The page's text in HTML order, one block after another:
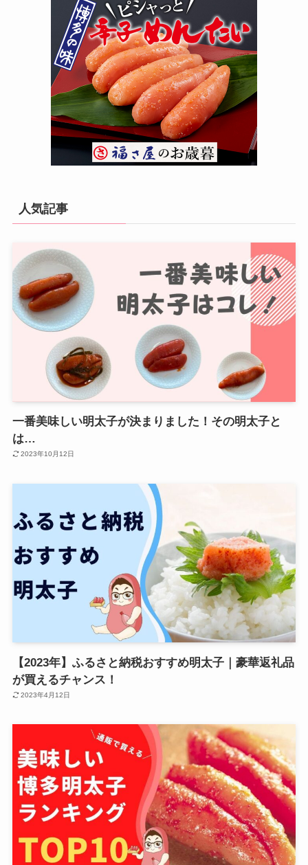
人気記事
一番美味しい明太子が決まりました！その明太子と
は…
2023年10月12日
【2023年】ふるさと納税おすすめ明太子｜豪華返礼品
が買えるチャンス！
2023年4月12日